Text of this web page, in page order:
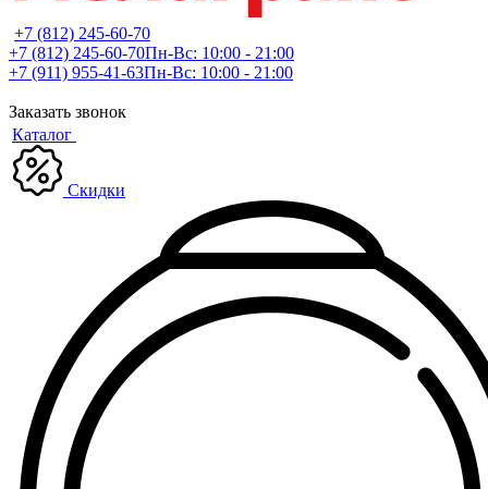
+7 (812) 245-60-70
+7 (812) 245-60-70Пн-Вс: 10:00 - 21:00
+7 (911) 955-41-63Пн-Вс: 10:00 - 21:00
Заказать звонок
Каталог
Скидки